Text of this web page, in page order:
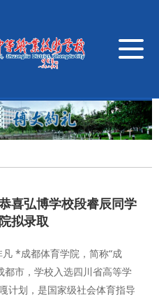
导
航
换
喜弘博学校段睿辰同学
拟录取
*成都体育学院，简称“成
都市，学校入选四川省高等学
计划，是国家级社会体育指导